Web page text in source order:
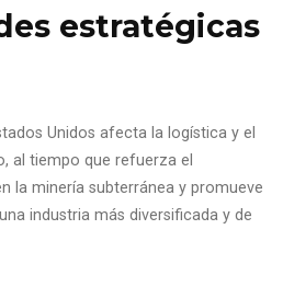
estratégicas
Unidos afecta la logística y el
al tiempo que refuerza el
la minería subterránea y promueve
industria más diversificada y de